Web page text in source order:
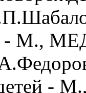
- М.,
-